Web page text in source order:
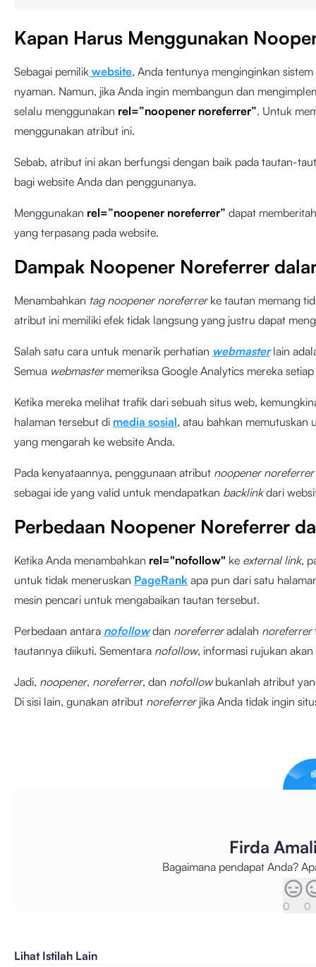
Kapan Harus Menggunakan
Sebagai pemilik website, Anda tentunya menginginkan
nyaman. Namun, jika Anda ingin membangun dan
selalu menggunakan rel=”noopener noreferrer”. Untuk
menggunakan atribut ini.
Sebab, atribut ini akan berfungsi dengan baik pada tautan-
bagi website Anda dan penggunanya.
Menggunakan rel=”noopener noreferrer” dapat
yang terpasang pada website.
Dampak Noopener Noreferrer
Menambahkan tag noopener noreferrerke tautan memang
atribut ini memiliki efek tidak langsung yang justru dapat
Salah satu cara untuk menarik perhatian webmasterlain
Semua webmastermemeriksa Google Analytics mereka
Ketika mereka melihat trafik dari sebuah situs web,
halaman tersebut di media sosial, atau bahkan memutuskan
yang mengarah ke website Anda.
Pada kenyataannya, penggunaan atribut noopener noreferrer
sebagai ide yang valid untuk mendapatkan backlinkdari
Perbedaan Noopener Noreferrer
Ketika Anda menambahkan rel="nofollow" ke external link,
untuk tidak meneruskan PageRank apa pun dari satu
mesin pencari untuk mengabaikan tautan tersebut.
Perbedaan antara nofollowdan noreferreradalah noreferrer
tautannya diikuti. Sementara nofollow, informasi rujukan
Jadi, noopener, noreferrer, dan nofollowbukanlah atribut
Di sisi lain, gunakan atribut noreferrerjika Anda tidak ingin
Firda
Bagaimana pendapat Anda?
0 0
Lihat Istilah Lain